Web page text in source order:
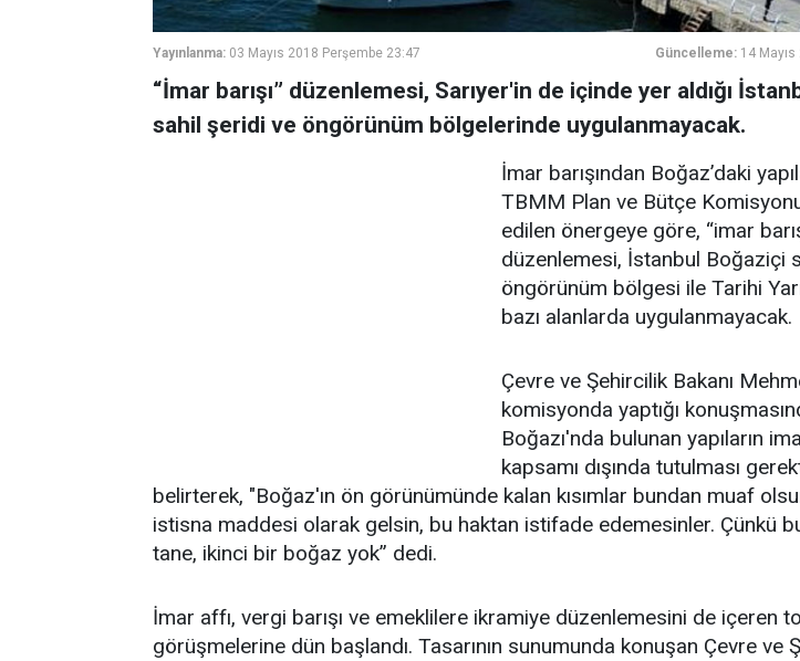
Yayınlanma: 03 Mayıs 2018 Perşembe 23:47 Güncelleme: 14
“İmar barışı” düzenlemesi, Sarıyer'in de içinde yer aldığı
sahil şeridi ve öngörünüm bölgelerinde uygulanmayacak.
İmar barışından Boğaz’daki
TBMM Plan ve Bütçe
edilen önergeye göre, “imar
düzenlemesi, İstanbul Boğaziçi
öngörünüm bölgesi ile Tarihi
bazı alanlarda uygulanmayacak.
Çevre ve Şehircilik Bakanı
komisyonda yaptığı
Boğazı'nda bulunan yapıların
kapsamı dışında tutulması
belirterek, "Boğaz'ın ön görünümünde kalan kısımlar bundan muaf
istisna maddesi olarak gelsin, bu haktan istifade edemesinler. Çünkü
tane, ikinci bir boğaz yok” dedi.
İmar affı, vergi barışı ve emeklilere ikramiye düzenlemesini de içeren
görüşmelerine dün başlandı. Tasarının sunumunda konuşan Çevre ve